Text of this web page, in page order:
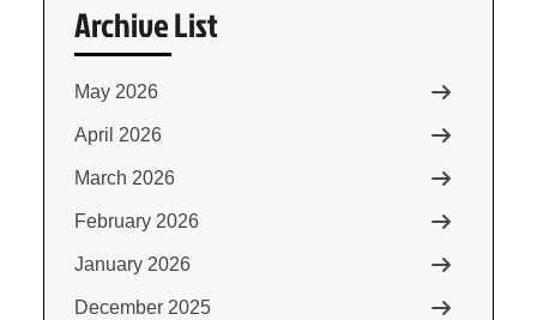
Archive List
May 2026
April 2026
March 2026
February 2026
January 2026
December 2025